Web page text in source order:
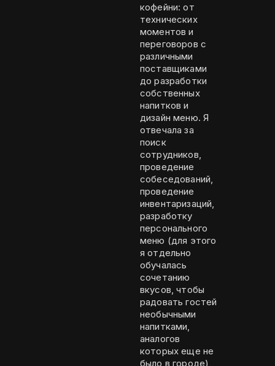
кофейни: от
технических
моментов и
переговоров с
различными
поставщиками
до разработки
собственных
напитков и
дизайн меню. Я
отвечала за
поиск
сотрудников,
проведение
собеседований,
проведение
инвентаризаций,
разработку
персонального
меню (для этого
я отдельно
обучалась
сочетанию
вкусов, чтобы
радовать гостей
необычными
напитками,
аналогов
которых еще не
было в городе),